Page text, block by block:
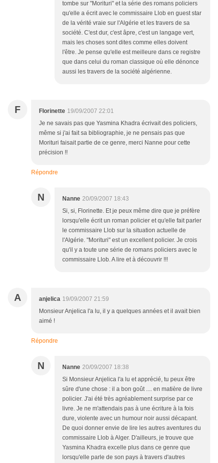
tombe sur "Morituri" et la série des romans policiers
qu'elle a écrit avec le commissaire Llob en guest star
de la vérité vraie sur l'Algérie et les travers de sa
société. C'est dur, c'est âpre, c'est un langage vert,
mais les choses sont dites comme elles doivent
l'être. Je pense qu'elle est meilleure dans ce registre
que dans celui du roman classique où elle dénonce
aussi les travers de la société algérienne.
F Florinette 19/09/2007 22:01
Je ne savais pas que Yasmina Khadra écrivait des policiers,
même si j'ai fait sa bibliographie, je ne pensais pas que
Morituri faisait partie de ce genre, merci Nanne pour cette
précision !!
Répondre
N Nanne 20/09/2007 18:43
Si, si, Florinette. Et je peux même dire que je préfère
lorsqu'elle écrit un roman policier et qu'elle fait parler
le commissaire Llob sur la situation actuelle de
l'Algérie. "Morituri" est un excellent policier. Je crois
qu'il y a toute une série de romans policiers avec le
commissaire Llob. A lire et à découvrir !!!
A anjelica 19/09/2007 21:59
Monsieur Anjelica l'a lu, il y a quelques années et il avait bien
aimé !
Répondre
N Nanne 20/09/2007 18:38
Si Monsieur Anjelica l'a lu et apprécié, tu peux être
sûre d'une chose : il a bon goût .... en matière de livre
policier. J'ai été très agréablement surprise par ce
livre. Je ne m'attendais pas à une écriture à la fois
dure, violente avec un humour noir aussi décapant.
De quoi donner envie de lire les autres aventures du
commissaire Llob à Alger. D'ailleurs, je trouve que
Yasmina Khadra excelle plus dans ce genre que
lorsqu'elle parle de son pays à travers d'autres